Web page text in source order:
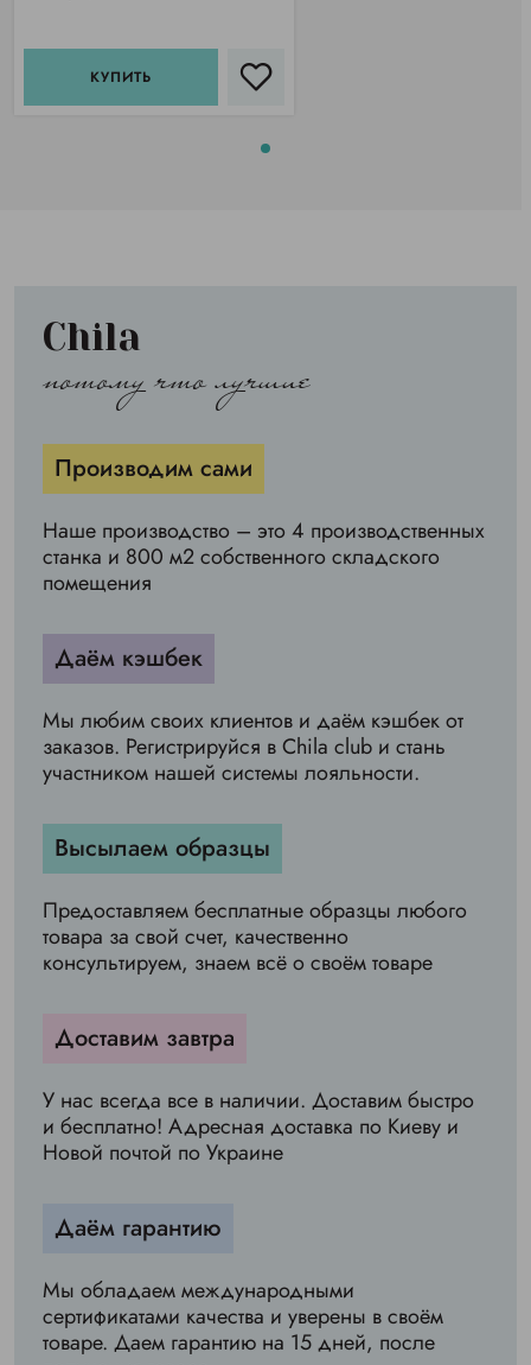
КУПИТЬ
Chila
потому что лучшие
Производим сами
Наше производство – это 4 производственных
станка и 800 м2 собственного складского
помещения
Даём кэшбек
Мы любим своих клиентов и даём кэшбек от
заказов. Регистрируйся в Chila club и стань
участником нашей системы лояльности.
Высылаем образцы
Предоставляем бесплатные образцы любого
товара за свой счет, качественно
консультируем, знаем всё о своём товаре
Доставим завтра
У нас всегда все в наличии. Доставим быстро
и бесплатно! Адресная доставка по Киеву и
Новой почтой по Украине
Даём гарантию
Мы обладаем международными
сертификатами качества и уверены в своём
товаре. Даем гарантию на 15 дней, после